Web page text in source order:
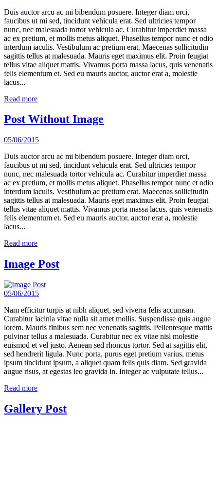
Duis auctor arcu ac mi bibendum posuere. Integer diam orci,
faucibus ut mi sed, tincidunt vehicula erat. Sed ultricies tempor
nunc, nec malesuada tortor vehicula ac. Curabitur imperdiet massa
ac ex pretium, et mollis metus aliquet. Phasellus tempor nunc et odio
interdum iaculis. Vestibulum ac pretium erat. Maecenas sollicitudin
sagittis tellus at malesuada. Mauris eget maximus elit. Proin feugiat
tellus vitae aliquet mattis. Vivamus porta massa lacus, quis venenatis
felis elementum et. Sed eu mauris auctor, auctor erat a, molestie
lacus...
Read more
Post Without Image
05/06/2015
Duis auctor arcu ac mi bibendum posuere. Integer diam orci,
faucibus ut mi sed, tincidunt vehicula erat. Sed ultricies tempor
nunc, nec malesuada tortor vehicula ac. Curabitur imperdiet massa
ac ex pretium, et mollis metus aliquet. Phasellus tempor nunc et odio
interdum iaculis. Vestibulum ac pretium erat. Maecenas sollicitudin
sagittis tellus at malesuada. Mauris eget maximus elit. Proin feugiat
tellus vitae aliquet mattis. Vivamus porta massa lacus, quis venenatis
felis elementum et. Sed eu mauris auctor, auctor erat a, molestie
lacus...
Read more
Image Post
05/06/2015
Nam efficitur turpis at nibh aliquet, sed viverra felis accumsan.
Curabitur lacinia vitae nulla sit amet mollis. Suspendisse quis augue
lorem. Mauris finibus sem nec venenatis sagittis. Pellentesque mattis
pulvinar tellus a malesuada. Curabitur nec ex vitae nisl molestie
euismod et vel justo. Aenean sed rhoncus tortor. Sed at sagittis elit,
sed hendrerit ligula. Nunc porta, purus eget pretium varius, metus
ipsum tincidunt ipsum, a aliquet quam felis quis diam. Sed gravida
augue risus, at egestas leo gravida in. Integer ac vulputate tellus...
Read more
Gallery Post